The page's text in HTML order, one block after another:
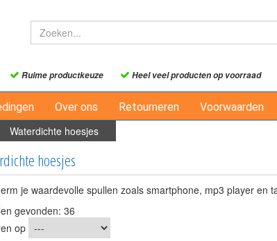
Ruime productkeuze Heel veel producten op voorraad
Over ons Retourneren Voorwaarden
Waterdichte hoesjes
hoesjes
je waardevolle spullen zoals smartphone, mp3 player
gevonden: 36
op